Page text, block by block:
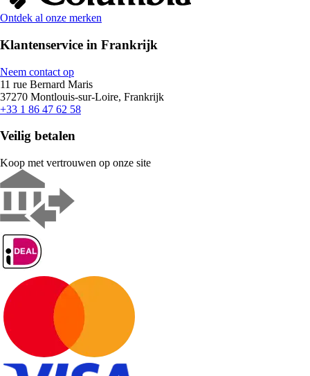
Ontdek al onze merken
Klantenservice in Frankrijk
Neem contact op
11 rue Bernard Maris
37270 Montlouis-sur-Loire, Frankrijk
+33 1 86 47 62 58
Veilig betalen
Koop met vertrouwen op onze site